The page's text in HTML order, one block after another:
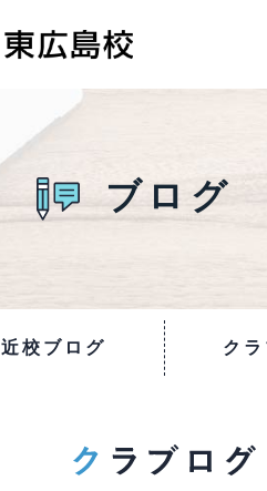
ブログ
近校ブログ ク